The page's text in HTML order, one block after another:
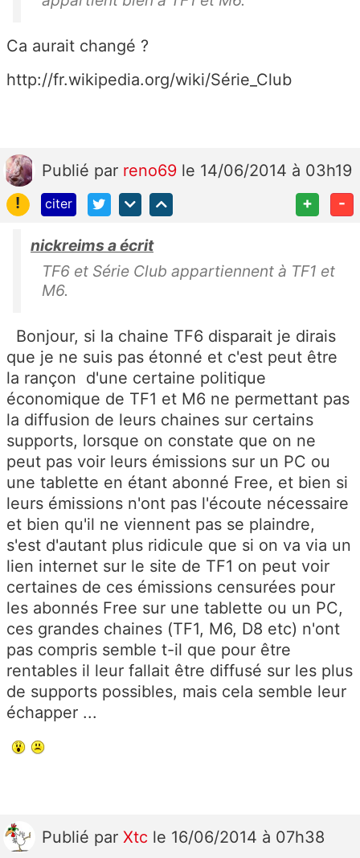
Ca aurait changé ?
http://fr.wikipedia.org/wiki/Série_Club
Publié par reno69 le 14/06/2014 à 03h19
!
citer + -
nickreims a écrit
TF6 et Série Club appartiennent à TF1 et
M6.
Bonjour, si la chaine TF6 disparait je dirais
que je ne suis pas étonné et c'est peut être
la rançon d'une certaine politique
économique de TF1 et M6 ne permettant pas
la diffusion de leurs chaines sur certains
supports, lorsque on constate que on ne
peut pas voir leurs émissions sur un PC ou
une tablette en étant abonné Free, et bien si
leurs émissions n'ont pas l'écoute nécessaire
et bien qu'il ne viennent pas se plaindre,
s'est d'autant plus ridicule que si on va via un
lien internet sur le site de TF1 on peut voir
certaines de ces émissions censurées pour
les abonnés Free sur une tablette ou un PC,
ces grandes chaines (TF1, M6, D8 etc) n'ont
pas compris semble t-il que pour être
rentables il leur fallait être diffusé sur les plus
de supports possibles, mais cela semble leur
échapper ...
Publié par Xtc le 16/06/2014 à 07h38